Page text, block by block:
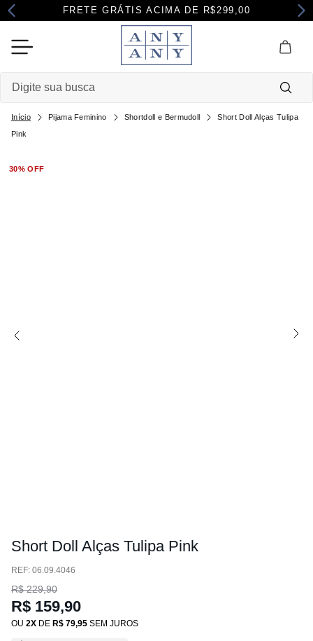
FRETE GRÁTIS ACIMA DE R$299,00
Pijama Feminino Shortdoll e Bermudoll Short Doll Alças Tulipa
Pink
30%OFF
Short Doll Alças Tulipa Pink
: 06.09.4046
R$ 229,90
R$ 159,90
OU 2 DE R$ 79,95 SEM JUROS
Termos mais buscados
2º pijama